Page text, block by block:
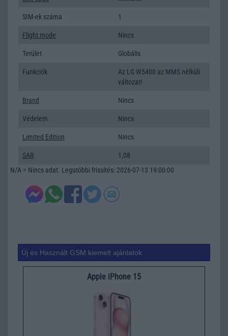
SIM-ek száma 1
Flight mode Nincs
Terület Globális
Funkciók
Az LG W5400 az MMS nélküli
változat!
Brand Nincs
Védelem Nincs
Limited Edition Nincs
SAR
1,08
N/A = Nincs adat. Legutóbbi frissítés: 2026-07-13 19:00:00
Új és Használt GSM kiemelt ajánlatok
Apple iPhone 15